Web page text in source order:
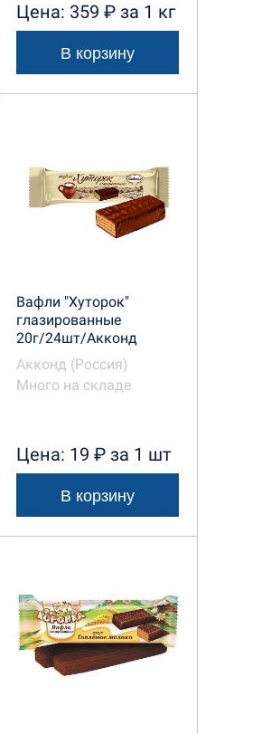
Цена: 359 ₽ за 1 кг
В корзину
Вафли "Хуторок"
глазированные
20г/24шт/Акконд
Акконд (Россия)
Много на складе
Цена: 19 ₽ за 1 шт
В корзину